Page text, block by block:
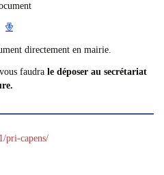
directement en mairie.
faudra le déposer au secrétariat
pri-capens/